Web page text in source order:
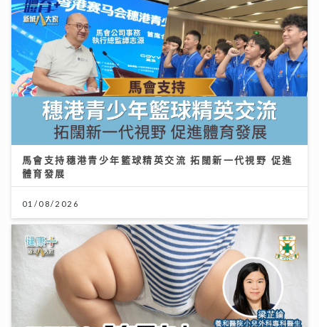
馬會支持穗港青少年籃球精英交流 拓闊新一代視野 促進
體育發展
01/08/2026